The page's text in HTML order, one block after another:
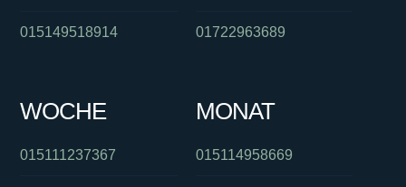
015149518914 01722963689
WOCHE
015111237367
MONAT
015114958669